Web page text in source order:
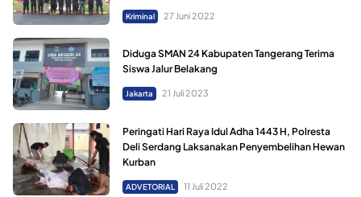
Kriminal 27 Juni 2022
Diduga SMAN 24 Kabupaten Tangerang Terima
Siswa Jalur Belakang
Jakarta 21 Juli 2023
Peringati Hari Raya Idul Adha 1443 H, Polresta
Deli Serdang Laksanakan Penyembelihan Hewan
Kurban
ADVETORIAL 11 Juli 2022